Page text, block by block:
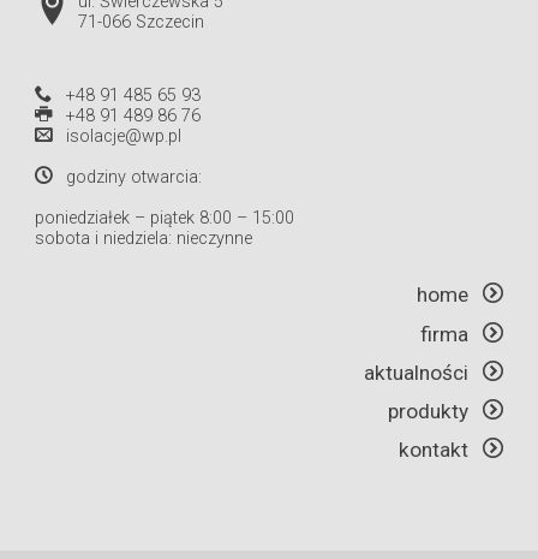
71-066 Szczecin
+48 91 485 65 93
+48 91 489 86 76
isolacje@wp.pl
godziny otwarcia:
poniedziałek – piątek 8:00 – 15:00
sobota i niedziela: nieczynne
home
firma
aktualności
produkty
kontakt